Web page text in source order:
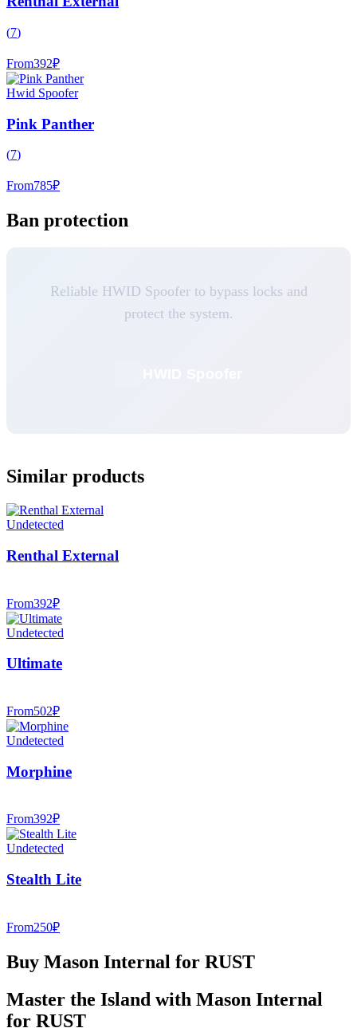
(7)
From392₽
Hwid Spoofer
Pink Panther
(7)
From785₽
Ban protection
Reliable HWID Spoofer to bypass locks and
protect the system.
Similar products
Undetected
Renthal External
From392₽
Undetected
Ultimate
From502₽
Undetected
Morphine
From392₽
Undetected
Stealth Lite
From250₽
Buy Mason Internal for RUST
Master the Island with Mason Internal
for RUST